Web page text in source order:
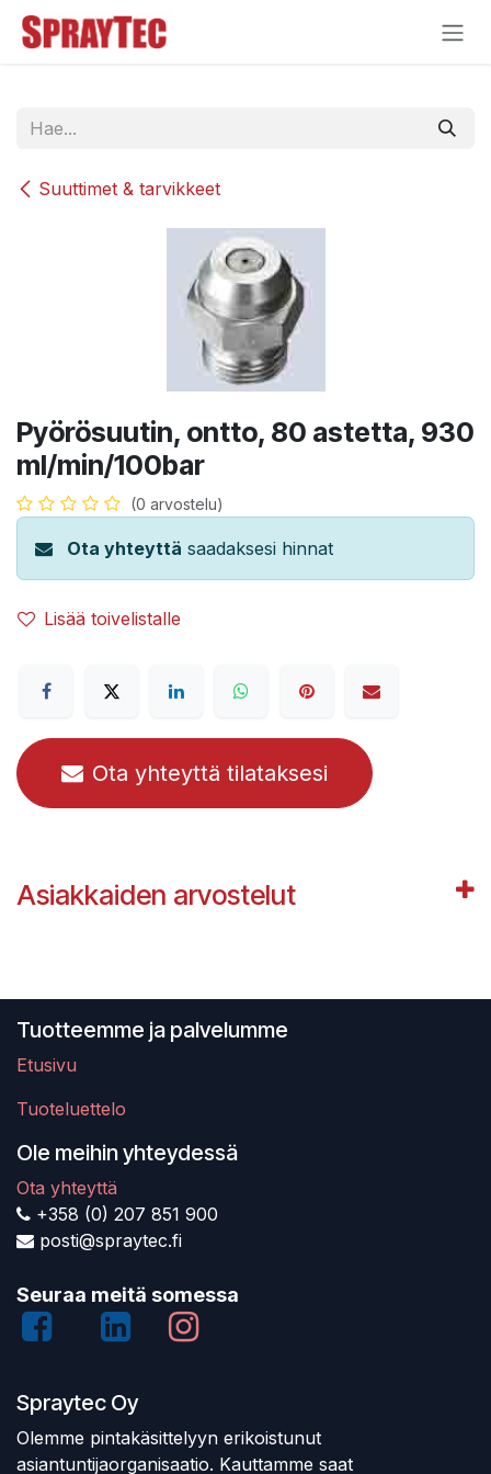
Siirry sisältöön
Suuttimet & tarvikkeet
Pyörösuutin, ontto, 80 astetta, 930
ml/min/100bar
(0 arvostelu)
Ota yhteyttä saadaksesi hinnat
Lisää toivelistalle
Ota yhteyttä tilataksesi
Asiakkaiden arvostelut
Tuotteemme ja palvelumme
Etusivu
Tuoteluettelo
Ole meihin yhteydessä
Ota yhteyttä
+358 (0) 207 851 900
posti@spraytec.fi
Seuraa meitä somessa
Spraytec Oy
Olemme pintakäsittelyyn erikoistunut
asiantuntijaorganisaatio. Kauttamme saat